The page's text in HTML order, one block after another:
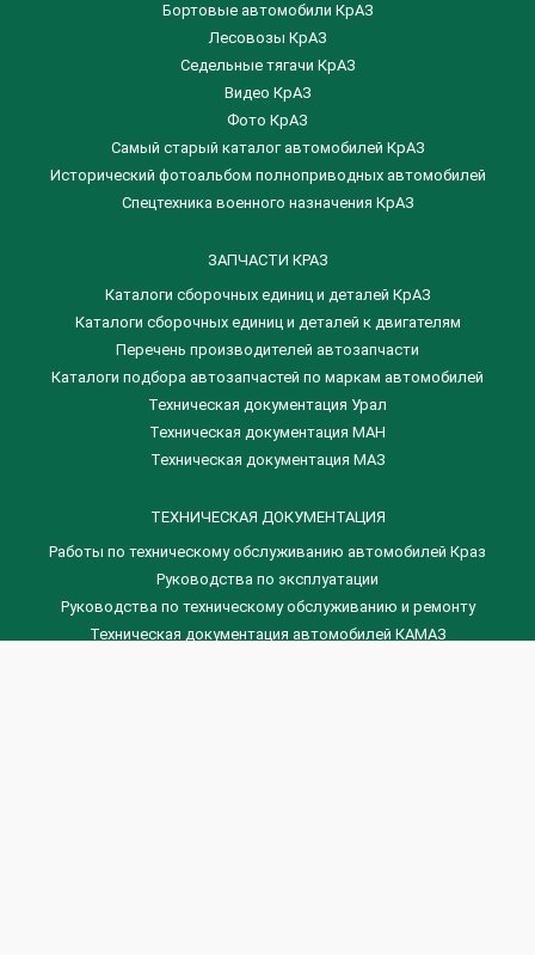
Бортовые автомобили КрАЗ
Лесовозы КрАЗ
Седельные тягачи КрАЗ
Видео КрАЗ
Фото КрАЗ
Самый старый каталог автомобилей КрАЗ
Исторический фотоальбом полноприводных автомобилей
Спецтехника военного назначения КрАЗ
ЗАПЧАСТИ КРАЗ
Каталоги сборочных единиц и деталей КрАЗ
​Каталоги сборочных единиц и деталей к двигателям
Перечень производителей автозапчасти
Каталоги подбора автозапчастей по маркам автомобилей
Техническая документация Урал
Техническая документация МАН
Техническая документация МАЗ
ТЕХНИЧЕСКАЯ ДОКУМЕНТАЦИЯ
Работы по техническому обслуживанию автомобилей Краз
Руководства по эксплуатации
Руководства по техническому обслуживанию и ремонту
Техническая документация автомобилей КАМАЗ